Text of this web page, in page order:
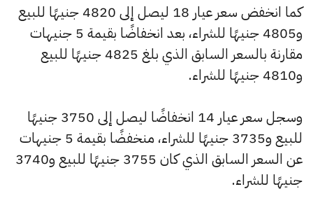
كما انخفض سعر عيار 18 ليصل إلى 4820 جنيهًا للبيع
و4805 جنيهًا للشراء، بعد انخفاضًا بقيمة 5 جنيهات
مقارنة بالسعر السابق الذي بلغ 4825 جنيهًا للبيع
و4810 جنيهًا للشراء.
وسجل سعر عيار 14 انخفاضًا ليصل إلى 3750 جنيهًا
للبيع و3735 جنيهًا للشراء، منخفضًا بقيمة 5 جنيهات
عن السعر السابق الذي كان 3755 جنيهًا للبيع و3740
جنيهًا للشراء.